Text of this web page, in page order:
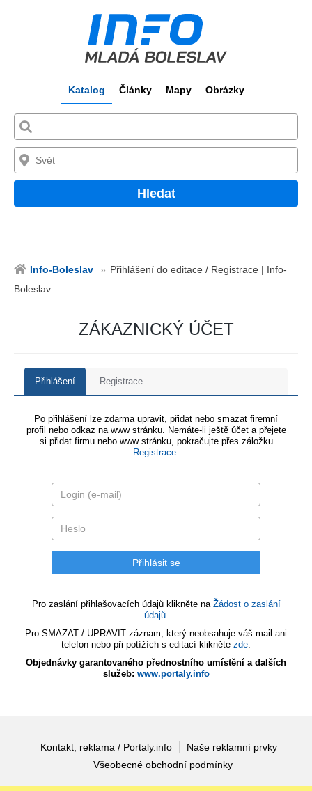
Katalog Články Mapy Obrázky
Hledat
Info-Boleslav
Přihlášení do editace / Registrace | Info-
Boleslav
ZÁKAZNICKÝ ÚČET
Přihlášení Registrace
Po přihlášení lze zdarma upravit, přidat nebo smazat firemní
profil nebo odkaz na www stránku. Nemáte-li ještě účet a přejete
si přidat firmu nebo www stránku, pokračujte přes záložku
Registrace.
Pro zaslání přihlašovacích údajů klikněte na Žádost o zaslání
údajů.
Pro SMAZAT / UPRAVIT záznam, který neobsahuje váš mail ani
telefon nebo při potížích s editací klikněte zde.
Objednávky garantovaného přednostního umístění a dalších
služeb: www.portaly.info
Kontakt, reklama / Portaly.info
Naše reklamní prvky
Všeobecné obchodní podmínky